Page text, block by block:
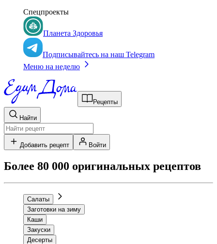
Спецпроекты
Планета Здоровья
Подписывайтесь на наш Telegram
Меню на неделю
Рецепты
Найти
Добавить рецепт Войти
Более 80 000 оригинальных рецептов
Салаты
Заготовки на зиму
Каши
Закуски
Десерты